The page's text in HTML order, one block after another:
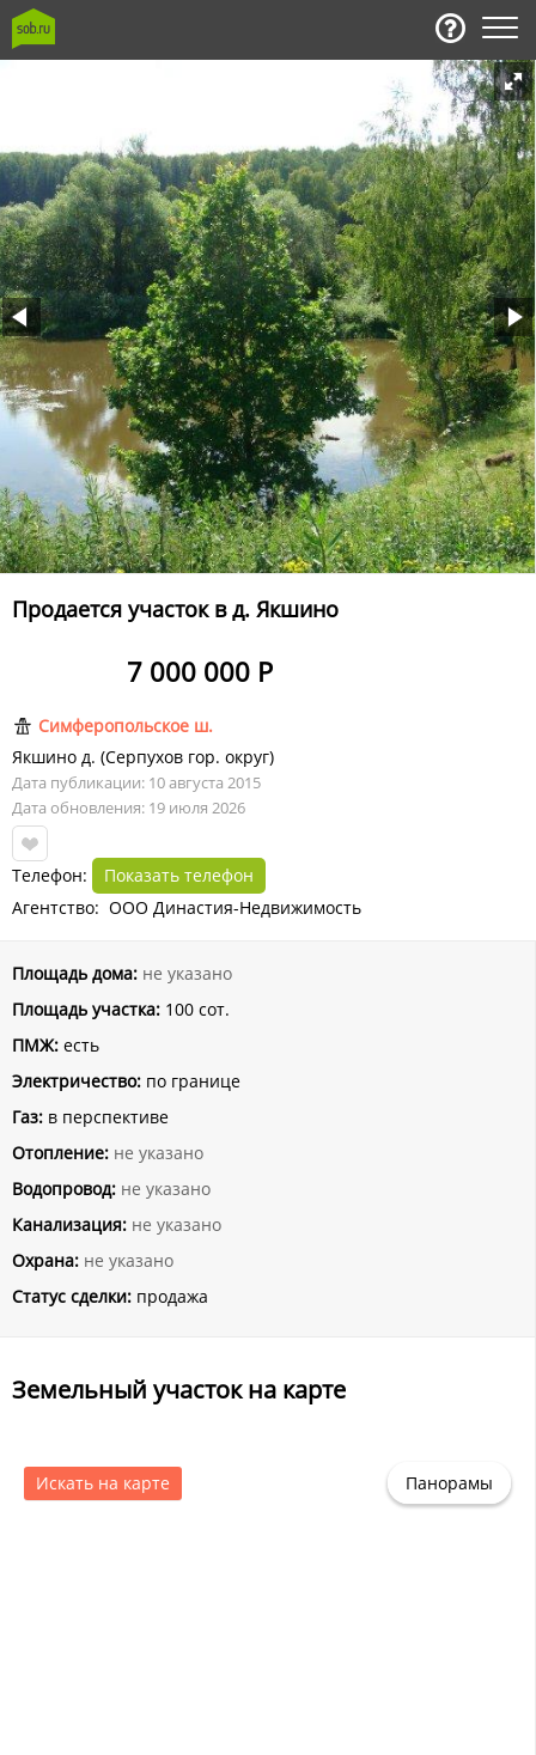
Продается участок в д. Якшино
7 000 000 Р
Симферопольское ш.
Якшино д. (Серпухов гор. округ)
Дата публикации: 10 августа 2015
Дата обновления: 19 июля 2026
Телефон:
Показать телефон
Агентство: ООО Династия-Недвижимость
Площадь дома: не указано
Площадь участка: 100 сот.
ПМЖ: есть
Электричество: по границе
Газ: в перспективе
Отопление: не указано
Водопровод: не указано
Канализация: не указано
Охрана: не указано
Статус сделки: продажа
Земельный участок на карте
Искать на карте Панорамы